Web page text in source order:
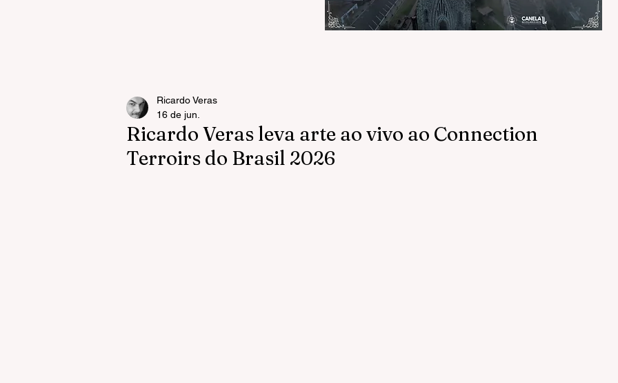
Ricardo Veras leva arte ao vivo ao Connection
Terroirs do Brasil 2026
Ricardo Veras
16 de jun.